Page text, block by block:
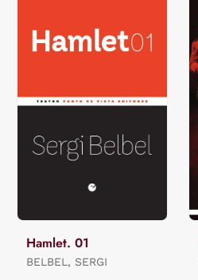
Hamlet. 01
BELBEL, SERGI